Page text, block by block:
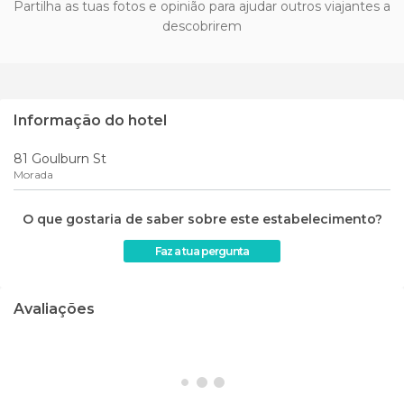
Partilha as tuas fotos e opinião para ajudar outros viajantes a
descobrirem
Informação do hotel
81 Goulburn St
Morada
O que gostaria de saber sobre este estabelecimento?
Faz a tua pergunta
Avaliações